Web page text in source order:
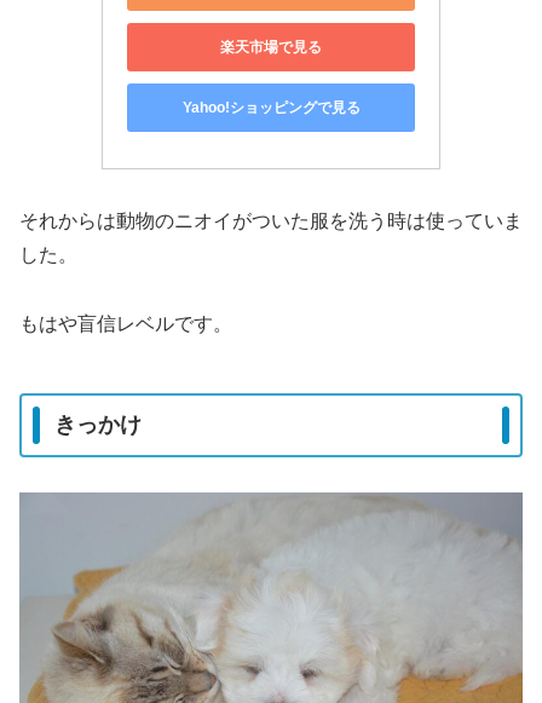
楽天市場で見る
Yahoo!ショッピングで見る
それからは動物のニオイがついた服を洗う時は使っていま
した。
もはや盲信レベルです。
きっかけ